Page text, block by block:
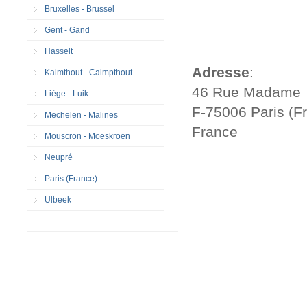
Bruxelles - Brussel
Gent - Gand
Hasselt
Kalmthout - Calmpthout
Liège - Luik
Mechelen - Malines
Mouscron - Moeskroen
Neupré
Paris (France)
Ulbeek
Adresse:
46 Rue Madame
F-75006 Paris
France